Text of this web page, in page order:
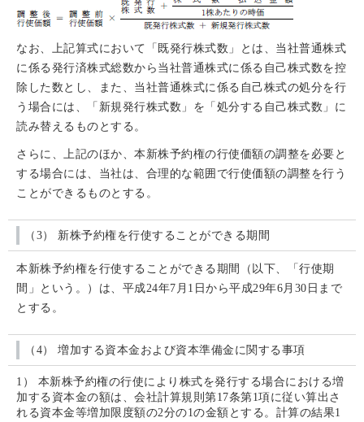
なお、上記算式において「既発行株式数」とは、当社普通株式
に係る発行済株式総数から当社普通株式に係る自己株式数を控
除した数とし、また、当社普通株式に係る自己株式の処分を行
う場合には、「新規発行株式数」を「処分する自己株式数」に
読み替えるものとする。
さらに、上記のほか、本新株予約権の行使価額の調整を必要と
する場合には、当社は、合理的な範囲で行使価額の調整を行う
ことができるものとする。
（3） 新株予約権を行使することができる期間
本新株予約権を行使することができる期間（以下、「行使期
間」という。）は、平成24年7月1日から平成29年6月30日まで
とする。
（4） 増加する資本金および資本準備金に関する事項
1） 本新株予約権の行使により株式を発行する場合における増
加する資本金の額は、会社計算規則第17条第1項に従い算出さ
れる資本金等増加限度額の2分の1の金額とする。計算の結果1